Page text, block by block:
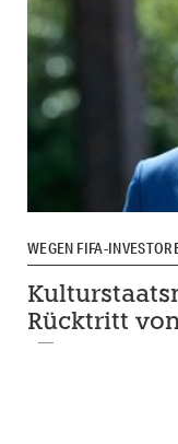
WEGEN FIFA-
Rücktritt